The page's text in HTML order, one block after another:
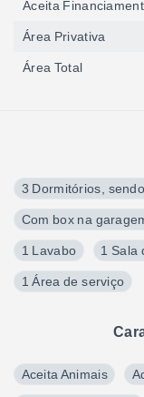
3 Dormitórios,
Com box na
1 Lavabo 1 Sala
1 Área de serviço
Aceita Animais
Aceita
Área Privativa
Área Total